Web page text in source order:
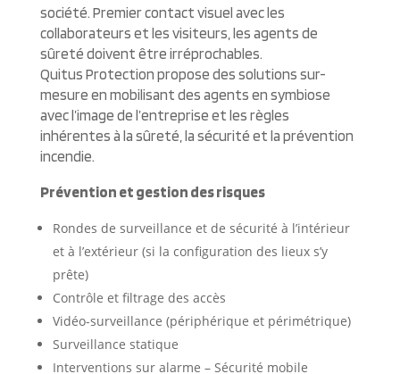
société. Premier contact visuel avec les
collaborateurs et les visiteurs, les agents de
sûreté doivent être irréprochables.
Quitus Protection propose des solutions sur-
mesure en mobilisant des agents en symbiose
avec l’image de l’entreprise et les règles
inhérentes à la sûreté, la sécurité et la prévention
incendie.
Prévention et gestion des risques
Rondes de surveillance et de sécurité à l’intérieur
et à l’extérieur (si la configuration des lieux s’y
prête)
Contrôle et filtrage des accès
Vidéo-surveillance (périphérique et périmétrique)
Surveillance statique
Interventions sur alarme – Sécurité mobile